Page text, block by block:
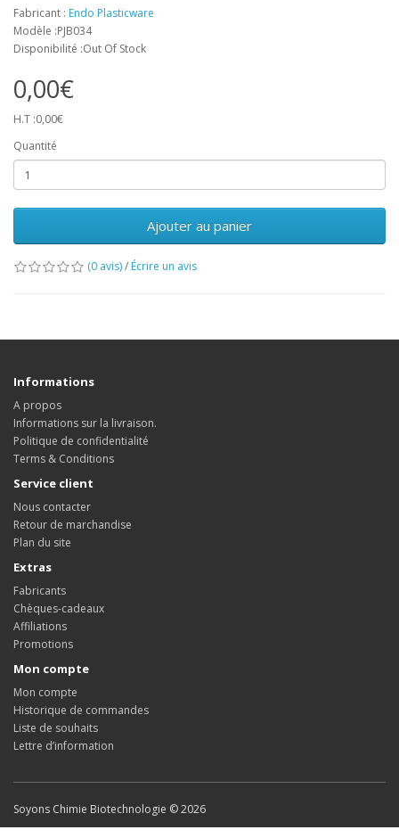
Fabricant : Endo Plasticware
Modèle :PJB034
Disponibilité :Out Of Stock
0,00€
H.T :0,00€
Quantité
Ajouter au panier
(0 avis)/ Écrire un avis
Informations
A propos
Informations sur la livraison.
Politique de confidentialité
Terms & Conditions
Service client
Nous contacter
Retour de marchandise
Plan du site
Extras
Fabricants
Chèques-cadeaux
Affiliations
Promotions
Mon compte
Mon compte
Historique de commandes
Liste de souhaits
Lettre d’information
Soyons Chimie Biotechnologie © 2026